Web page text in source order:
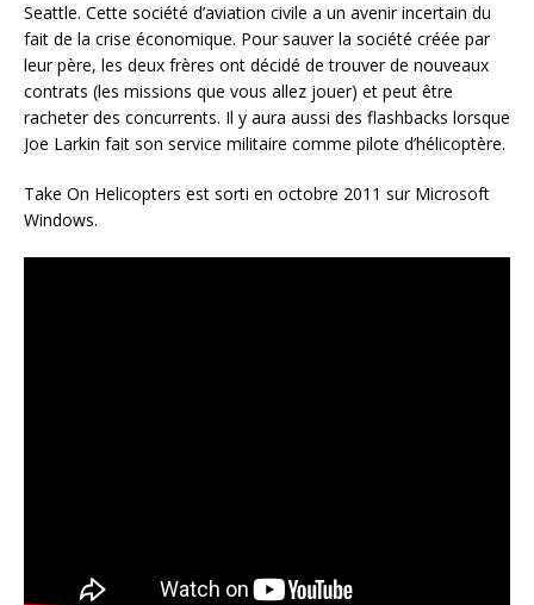
Seattle. Cette société d’aviation civile a un avenir incertain du
fait de la crise économique. Pour sauver la société créée par
leur père, les deux frères ont décidé de trouver de nouveaux
contrats (les missions que vous allez jouer) et peut être
racheter des concurrents. Il y aura aussi des flashbacks lorsque
Joe Larkin fait son service militaire comme pilote d’hélicoptère.
Take On Helicopters est sorti en octobre 2011 sur Microsoft
Windows.